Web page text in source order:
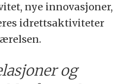
nye innovasjoner,
idrettsaktiviteter
og